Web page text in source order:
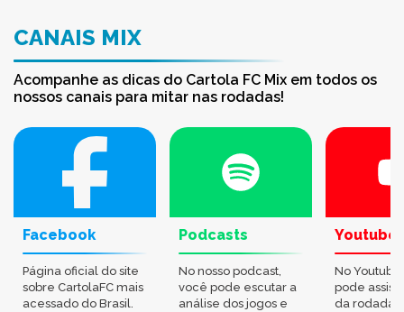
CANAIS MIX
Acompanhe as dicas do Cartola FC Mix em todos os
nossos canais para mitar nas rodadas!
Facebook
Página oficial do site
sobre CartolaFC mais
acessado do Brasil.
Podcasts
No nosso podcast,
você pode escutar a
análise dos jogos e
Youtube
No
pode
da rodada,